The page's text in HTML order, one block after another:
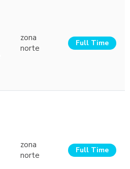
zona
norte
Full Time
zona
norte
Full Time